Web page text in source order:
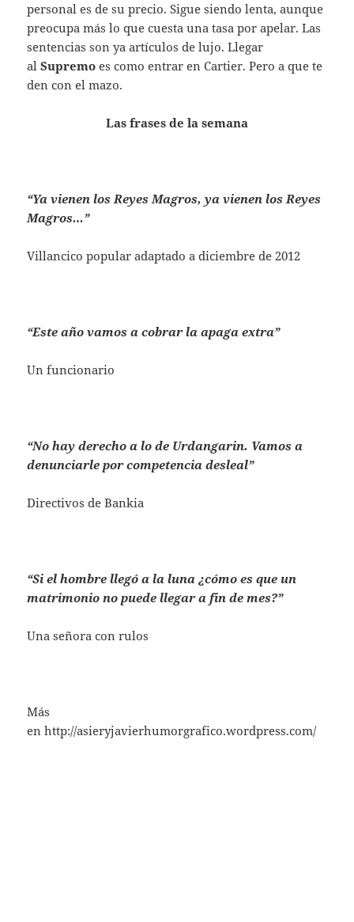
personal es de su precio. Sigue siendo lenta, aunque
preocupa más lo que cuesta una tasa por apelar. Las
sentencias son ya artículos de lujo. Llegar
alSupremo es como entrar en Cartier. Pero a que te
den con el mazo.
Las frases de la semana
“Ya vienen los Reyes Magros, ya vienen los Reyes
Magros…”
Villancico popular adaptado a diciembre de 2012
“Este año vamos a cobrar la apaga extra”
Un funcionario
“No hay derecho a lo de Urdangarin. Vamos a
denunciarle por competencia desleal”
Directivos de Bankia
“Si el hombre llegó a la luna ¿cómo es que un
matrimonio no puede llegar a fin de mes?”
Una señora con rulos
Más
en http://asieryjavierhumorgrafico.wordpress.com/